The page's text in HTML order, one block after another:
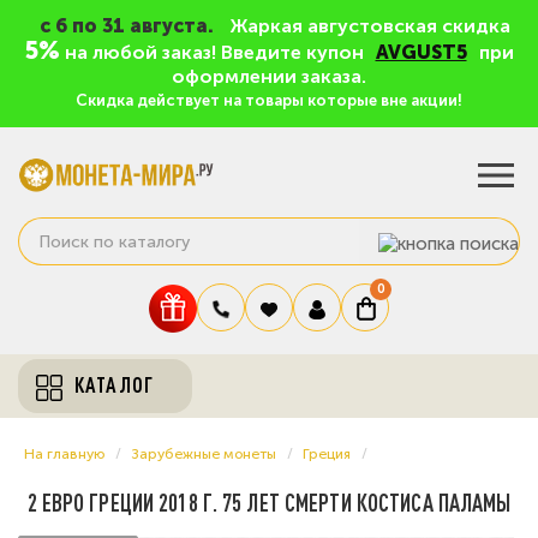
c 6 по 31 августа. Жаркая августовская скидка
5% на любой заказ! Введите купон AVGUST5
при
оформлении заказа.
Скидка действует на товары которые вне акции!
0
КАТАЛОГ
На главную Зарубежные монеты Греция
2 ЕВРО ГРЕЦИИ 2018 Г. 75 ЛЕТ СМЕРТИ КОСТИСА ПАЛАМЫ